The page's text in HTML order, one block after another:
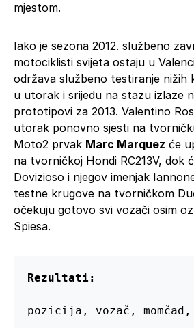
mjestom.
Iako je sezona 2012. službeno
motociklisti svijeta ostaju u
održava službeno testiranje nižih
u utorak i srijedu na stazu izlaze
prototipovi za 2013. Valentino
utorak ponovno sjesti na
Moto2 prvak Marc Marquez će
na tvorničkoj Hondi RC213V, dok
Dovizioso i njegov imenjak
testne krugove na tvorničkom
očekuju gotovo svi vozači osim
Spiesa.
Rezultati:
pozicija, vozač,